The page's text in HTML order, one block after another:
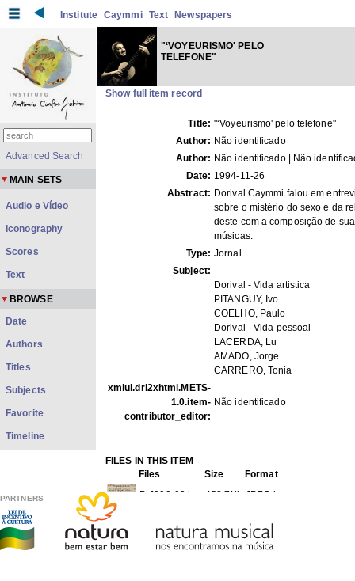
Institute Caymmi Text Newspapers
"‘VOYEURISMO' PELO
TELEFONE"
Show full item record
Title: "‘Voyeurismo' pelo telefone"
Author: Não identificado
Author: Não identificado | Não
Date: 1994-11-26
Abstract: Dorival Caymmi falou em
sobre o mistério do sexo e da
deste com a composição de
músicas.
Type: Jornal
Subject:
Dorival - Vida artistica
PITANGUY, Ivo
COELHO, Paulo
Dorival - Vida pessoal
LACERDA, Lu
AMADO, Jorge
CARRERO, Tonia
xmlui.dri2xhtml.METS-
1.0.item-
contributor_editor:
Não identificado
FILES IN THIS ITEM
Files
Size
Format
PrJ092-90.jpg
453.7Kb JPEG image
THIS ITEM APPEARS IN THE FOLLOWING
Newspapers[755]
Advanced Search
MAIN SETS
Audio e Vídeo
Iconography
Scores
Text
BROWSE
Date
Authors
Titles
Subjects
Favorite
Timeline
PARTNERS